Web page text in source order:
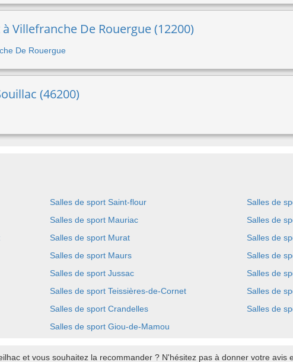
Villefranche De Rouergue (12200)
De Rouergue
(46200)
Salles de sport Saint-flour
Salles de
Salles de sport Mauriac
Salles de
Salles de sport Murat
Salles de
Salles de sport Maurs
Salles de
Salles de sport Jussac
Salles de
Salles de sport Teissières-de-Cornet
Salles de
Salles de sport Crandelles
Salles de
Salles de sport Giou-de-Mamou
et vous souhaitez la recommander ? N'hésitez pas à donner votre avis